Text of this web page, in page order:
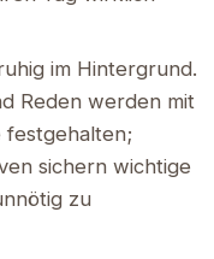
im Hintergrund.
Reden werden mit
festgehalten;
sichern wichtige
zu